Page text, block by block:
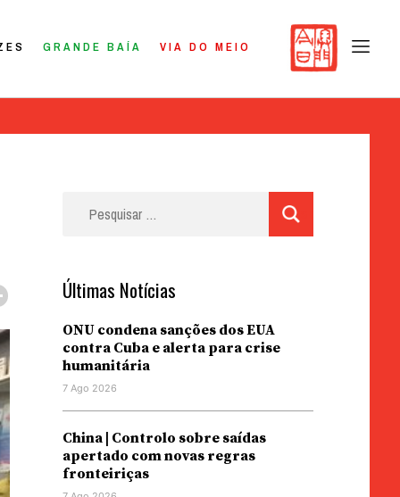
GRANDE BAÍA VIA DO MEIO
Últimas Notícias
ONU condena sanções dos EUA
contra Cuba e alerta para crise
humanitária
7 Ago 2026
China | Controlo sobre saídas
apertado com novas regras
fronteiriças